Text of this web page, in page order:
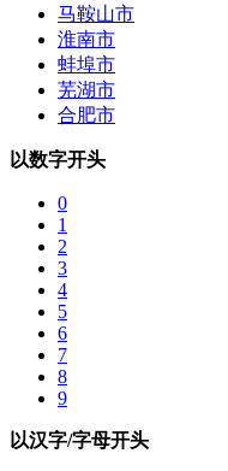
马鞍山市
淮南市
蚌埠市
芜湖市
合肥市
以数字开头
0
1
2
3
4
5
6
7
8
9
以汉字/字母开头